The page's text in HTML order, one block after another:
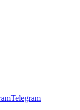
Telegram